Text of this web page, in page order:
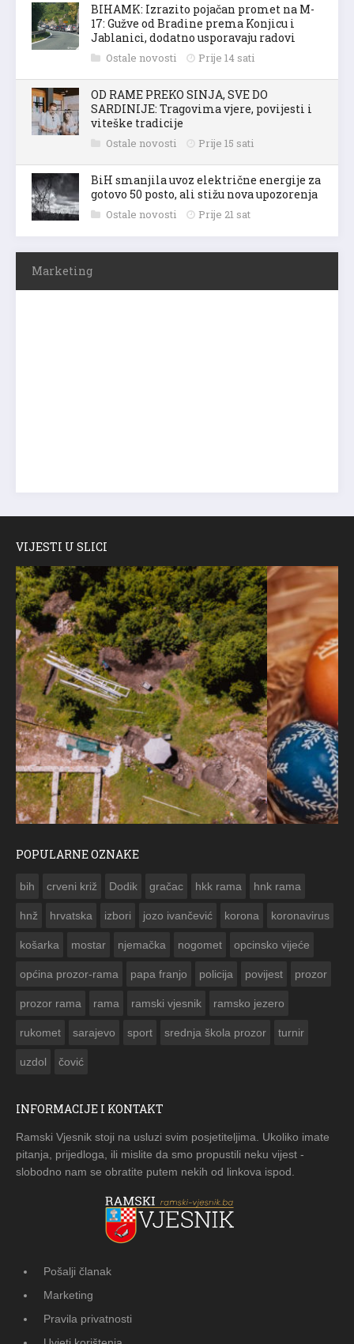
BIHAMK: Izrazito pojačan promet na M-
17: Gužve od Bradine prema Konjicu i
Jablanici, dodatno usporavaju radovi
Ostale novosti Prije 14 sati
OD RAME PREKO SINJA, SVE DO
SARDINIJE: Tragovima vjere, povijesti i
viteške tradicije
Ostale novosti Prije 15 sati
BiH smanjila uvoz električne energije za
gotovo 50 posto, ali stižu nova upozorenja
Ostale novosti Prije 21 sat
Marketing
VIJESTI U SLICI
POPULARNE OZNAKE
bih crveni križ Dodik gračac hkk rama hnk rama
hnž hrvatska izbori jozo ivančević korona koronavirus
košarka mostar njemačka nogomet opcinsko vijeće
općina prozor-rama papa franjo policija povijest prozor
prozor rama rama ramski vjesnik ramsko jezero
rukomet sarajevo sport srednja škola prozor turnir
uzdol čović
INFORMACIJE I KONTAKT
Ramski Vjesnik stoji na usluzi svim posjetiteljima. Ukoliko imate
pitanja, prijedloga, ili mislite da smo propustili neku vijest -
slobodno nam se obratite putem nekih od linkova ispod.
Pošalji članak
Marketing
Pravila privatnosti